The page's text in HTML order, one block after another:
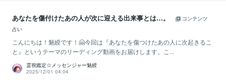
あなたを傷付けたあの人が次に迎える出来事とは…。
コンテンツ
占い
こんにちは！魅綬です！🤗今回は『あなたを傷つけたあの人に次起きるこ
と』というテーマのリーディング動画をお届けします。こ...
霊視鑑定☆メッセンジャー魅綬
2025/12/01 04:04